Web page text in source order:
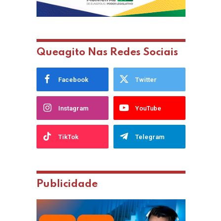
Queagito Nas Redes Sociais
Facebook Twitter
Instagram YouTube
TikTok Telegram
Publicidade